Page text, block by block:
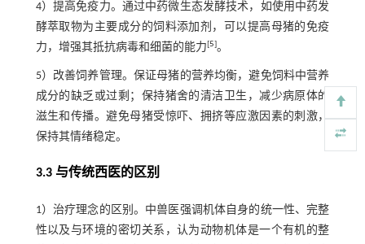
4）提高免疫力。通过中药微生态发酵技术，如使用中药发
酵萃取物为主要成分的饲料添加剂，可以提高母猪的免疫
力，增强其抵抗病毒和细菌的能力[5]。
5）改善饲养管理。保证母猪的营养均衡，避免饲料中营养
成分的缺乏或过剩；保持猪舍的清洁卫生，减少病原体的
滋生和传播。避免母猪受惊吓、拥挤等应激因素的刺激，
保持其情绪稳定。
3.3 与传统西医的区别
1）治疗理念的区别。中兽医强调机体自身的统一性、完整
性以及与环境的密切关系，认为动物机体是一个有机的整